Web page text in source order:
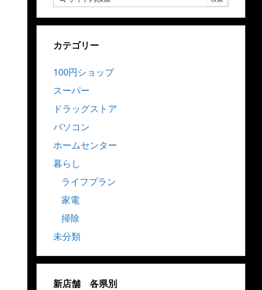
カテゴリー
100円ショップ
スーパー
ドラッグストア
パソコン
ホームセンター
暮らし
ライフプラン
家電
掃除
未分類
新店舗 各県別